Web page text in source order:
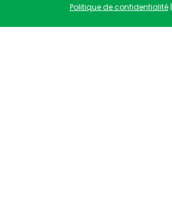
Politique de confidentialité|